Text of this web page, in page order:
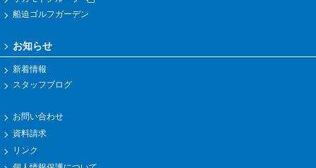
船迫ゴルフガーデン
お知らせ
新着情報
スタッフブログ
お問い合わせ
資料請求
リンク